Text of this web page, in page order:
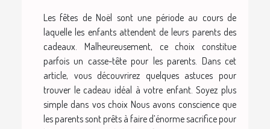
Les fêtes de Noël sont une période au cours de
laquelle les enfants attendent de leurs parents des
cadeaux. Malheureusement, ce choix constitue
parfois un casse-tête pour les parents. Dans cet
article, vous découvrirez quelques astuces pour
trouver le cadeau idéal à votre enfant. Soyez plus
simple dans vos choix Nous avons conscience que
les parents sont prêts à faire d’énorme sacrifice pour